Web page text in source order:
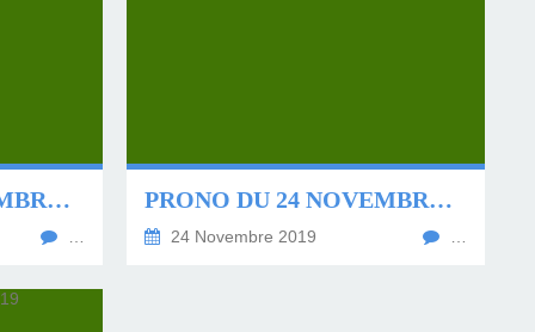
PRONO DU 25 NOVEMBRE 2019 PRONO DU 24 NOVEMBRE 2019
24 Novembre 2019